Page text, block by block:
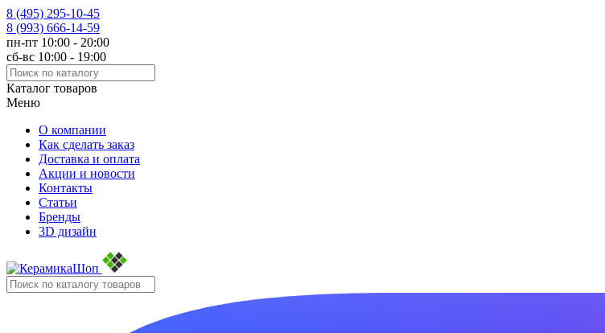
8 (495) 295-10-45
8 (993) 666-14-59
пн-пт 10:00 - 20:00
сб-вс 10:00 - 19:00
Каталог товаров
Меню
О компании
Как сделать заказ
Доставка и оплата
Акции и новости
Контакты
Статьи
Бренды
3D дизайн